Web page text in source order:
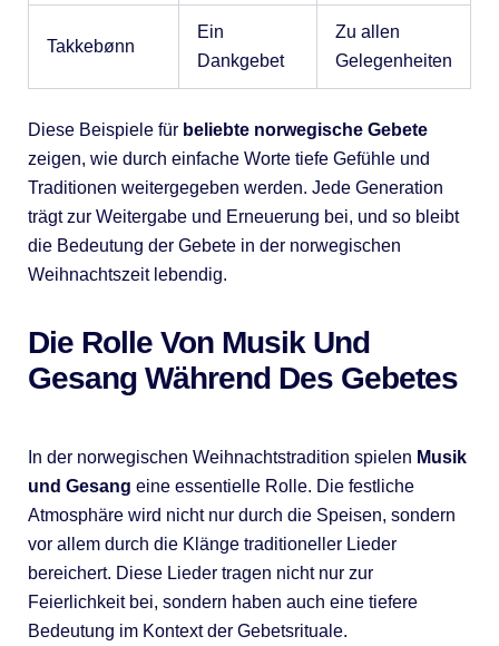
Takkebønn
Ein
Dankgebet
Zu allen
Gelegenheiten
Diese Beispiele für beliebte norwegische Gebete
zeigen, wie durch einfache Worte tiefe Gefühle und
Traditionen weitergegeben werden. Jede Generation
trägt zur Weitergabe und Erneuerung bei, und so bleibt
die Bedeutung der Gebete in der norwegischen
Weihnachtszeit lebendig.
Die Rolle Von Musik Und
Gesang Während Des Gebetes
In der norwegischen Weihnachtstradition spielen Musik
und Gesang eine essentielle Rolle. Die festliche
Atmosphäre wird nicht nur durch die Speisen, sondern
vor allem durch die Klänge traditioneller Lieder
bereichert. Diese Lieder tragen nicht nur zur
Feierlichkeit bei, sondern haben auch eine tiefere
Bedeutung im Kontext der Gebetsrituale.